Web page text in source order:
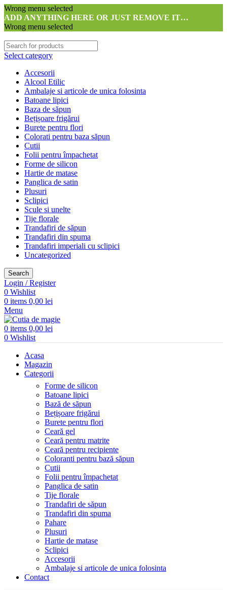
Wrong menu selected
ADD ANYTHING HERE OR JUST REMOVE IT…
Wrong menu selected
Select category
Accesorii
Alcool Etilic
Ambalaje si articole de unica folosinta
Batoane lipici
Baza de săpun
Bețișoare frigărui
Burete pentru flori
Colorati pentru baza săpun
Cutii
Folii pentru împachetat
Forme de silicon
Hartie de matase
Panglica de satin
Plusuri
Sclipici
Scule si unelte
Tije florale
Trandafiri de săpun
Trandafiri din spuma
Trandafiri imperiali cu sclipici
Uncategorized
Search
Login / Register
0 Wishlist
0 items 0,00 lei
Menu
0 items 0,00 lei
0 Wishlist
Acasa
Magazin
Categorii
Forme de silicon
Batoane lipici
Bază de săpun
Bețișoare frigărui
Burete pentru flori
Ceară gel
Ceară pentru matrite
Ceară pentru recipiente
Coloranti pentru bază săpun
Cutii
Folii pentru împachetat
Panglica de satin
Tije florale
Trandafiri de săpun
Trandafiri din spuma
Pahare
Plusuri
Hartie de matase
Sclipici
Accesorii
Ambalaje si articole de unica folosinta
Contact